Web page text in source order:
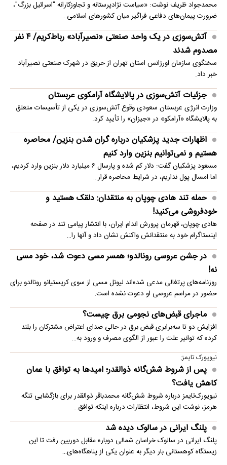
محمدجواد ظریف نوشت: «سیاست نژادپرستانه و تجاوزکارانه "اسرائیل بزرگ"،
ضرورت پیمان‌های دفاعی فراگیر میان کشورهای اسلامی…
آتش‌سوزی در یک واحد صنعتی «نصیرآباد» رباط‌کریم/ ۴ نفر
مصدوم شدند
سخنگوی سازمان اورژانس استان تهران از حریق در شهرک صنعتی نصیرآباد
خبر داد.
جزئیات آتش‌سوزی در پالایشگاه آرامکوی عربستان
وزارت انرژی عربستان سعودی وقوع آتش‌سوزی در یکی از تأسیسات متعلق
به پالایشگاه «آرامکو» در «جیزان» را تأیید کرد.
اظهارات جدید پزشکیان درباره گران شدن بنزین/ محاصره
هستیم و نمی‌توانیم بنزین وارد کنیم
مسعود پزشکیان گفت: دلار کم شده و پارسال ۶ میلیارد دلار بنزین وارد کردیم،
اما امسال پول نداریم، در شرایط محاصره قرار…
حمله تند هادی چوپان به منتقدان: دلقک هستید و
خودفروشی می‌کنید!
هادی چوپان، قهرمان پرورش اندام ایران، با انتشار پیامی تند در صفحه
اینستاگرام خود به منتقدانش واکنش نشان داد و آنها را…
در جشن عروسی رونالدو؛ همسر مسی دعوت شد، خود مسی
نه!
روزنامه‌های پرتغالی مدعی شده‌اند لیونل مسی از سوی کریستیانو رونالدو برای
حضور در مراسم عروسی او دعوت نشده است.
ماجرای قبض‌های نجومی برق چیست؟
افزایش دو تا سه‌برابری قبض برق در حالی صدای اعتراض مشترکان را بلند
کرده که توانیر علت را عبور از الگوی مصرف و ورود به…
نیویورک تایمز:
پس از شروط شش‌گانه ذوالقدر؛ امیدها به توافق با عمان
کاهش یافت؟
نیویورک‌تایمز درباره شروط شش‌گانه محمدباقر ذوالقدر برای بازگشایی تنگه
هرمز، نوشت این شروط، انتظارات درباره اینکه توافق…
پلنگ ایرانی در سالوک دیده شد
پلنگ ایرانی در سالوک خراسان شمالی دوباره مقابل دوربین رفت تا این
زیستگاه کوهستانی بار دیگر به عنوان یکی از پناهگاه‌های…